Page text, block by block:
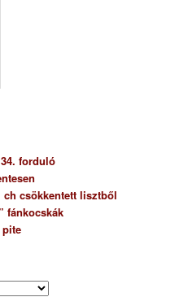
forduló
ch csökkentett lisztből
fánkocskák
pite